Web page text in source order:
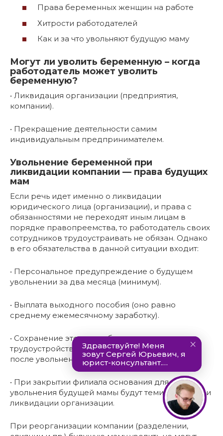
Права беременных женщин на работе
Хитрости работодателей
Как и за что увольняют будущую маму
Могут ли уволить беременную – когда
работодатель может уволить
беременную?
• Ликвидация организации (предприятия,
компании).
• Прекращение деятельности самим
индивидуальным предпринимателем.
Увольнение беременной при
ликвидации компании — права будущих
мам
Если речь идет именно о ликвидации
юридического лица (организации), и права с
обязанностями не переходят иным лицам в
порядке правопреемства, то работодатель своих
сотрудников трудоустраивать не обязан. Однако
в его обязательства в данной ситуации входит:
• Персональное предупреждение о будущем
увольнении за два месяца (минимум).
• Выплата выходного пособия (оно равно
среднему ежемесячному заработку).
• Сохранение этого заработка на время
трудоустройства (не более чем на два месяца
после увольнения).
• При закрытии филиала основания для
увольнения будущей мамы будут теми же, что при
ликвидации организации.
При реорганизации компании (разделении,